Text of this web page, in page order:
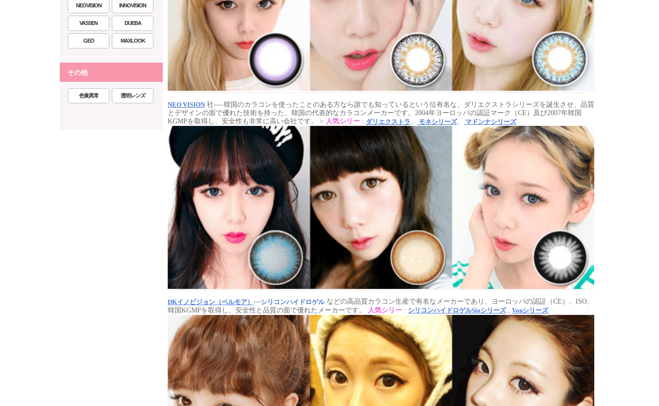
NEOVISION INNOVISION
VASSEN DUEBA
GEO MAXLOOK
その他
色覚異常 透明レンズ
NEO VISION 社----韓国のカラコンを使ったことのある方なら誰でも知っているという位有名な、ダリエクストラシリーズを誕生させ、品質
とデザインの面で優れた技術を持った、韓国の代表的なカラコンメーカーです。2004年ヨーロッパの認証マーク（CE）及び2007年韓国
KGMPを取得し、安全性も非常に高い会社です。 > 人気シリー : ダリエクストラ、 モネシリーズ、 マドンナシリーズ
DKイノビジョン（ベルモア） ---シリコンハイドロゲルなどの高品質カラコン生産で有名なメーカーであり、ヨーロッパの認証（CE）、ISO、
韓国KGMPを取得し、安全性と品質の面で優れたメーカーです。
人気シリー : シリコンハイドロゲルSioシリーズ, Vonシリーズ